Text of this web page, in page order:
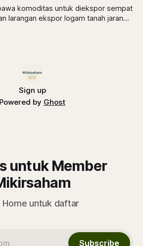
komoditas untuk diekspor sempat
larangan ekspor logam tanah jarang.
dan kapal siap jalan, siapa saja
Sign up
Powered by Ghost
untuk Member
Home untuk daftar
Subscribe